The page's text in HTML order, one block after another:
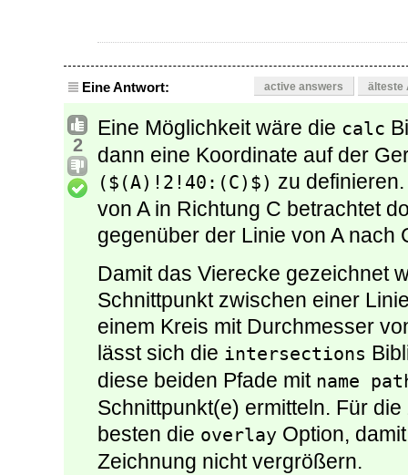
Eine Antwort: active answers älteste
2
Eine Möglichkeit wäre die calc
dann eine Koordinate auf der
($(A)!2!40:(C)$) zu
von A in Richtung C betrachtet
gegenüber der Linie von A nach
Damit das Vierecke gezeichnet
Schnittpunkt zwischen einer
einem Kreis mit Durchmesser
lässt sich die intersections
diese beiden Pfade mit name
Schnittpunkt(e) ermitteln. Für
besten die overlay Option,
Zeichnung nicht vergrößern.